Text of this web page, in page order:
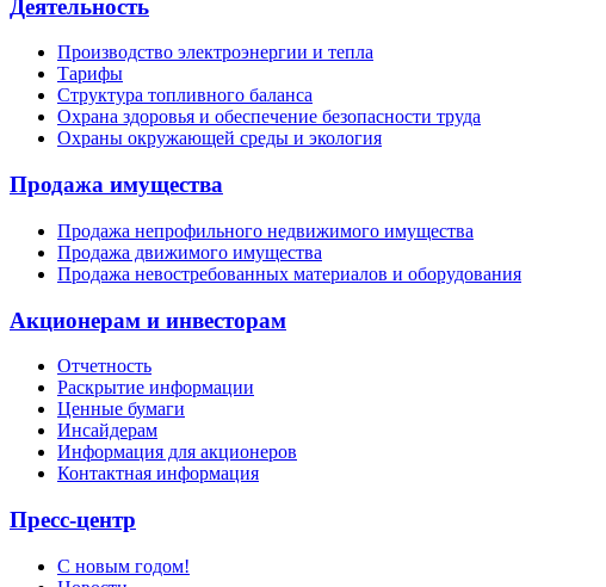
Деятельность
Производство электроэнергии и тепла
Тарифы
Структура топливного баланса
Охрана здоровья и обеспечение безопасности труда
Охраны окружающей среды и экология
Продажа имущества
Продажа непрофильного недвижимого имущества
Продажа движимого имущества
Продажа невостребованных материалов и оборудования
Акционерам и инвесторам
Отчетность
Раскрытие информации
Ценные бумаги
Инсайдерам
Информация для акционеров
Контактная информация
Пресс-центр
С новым годом!